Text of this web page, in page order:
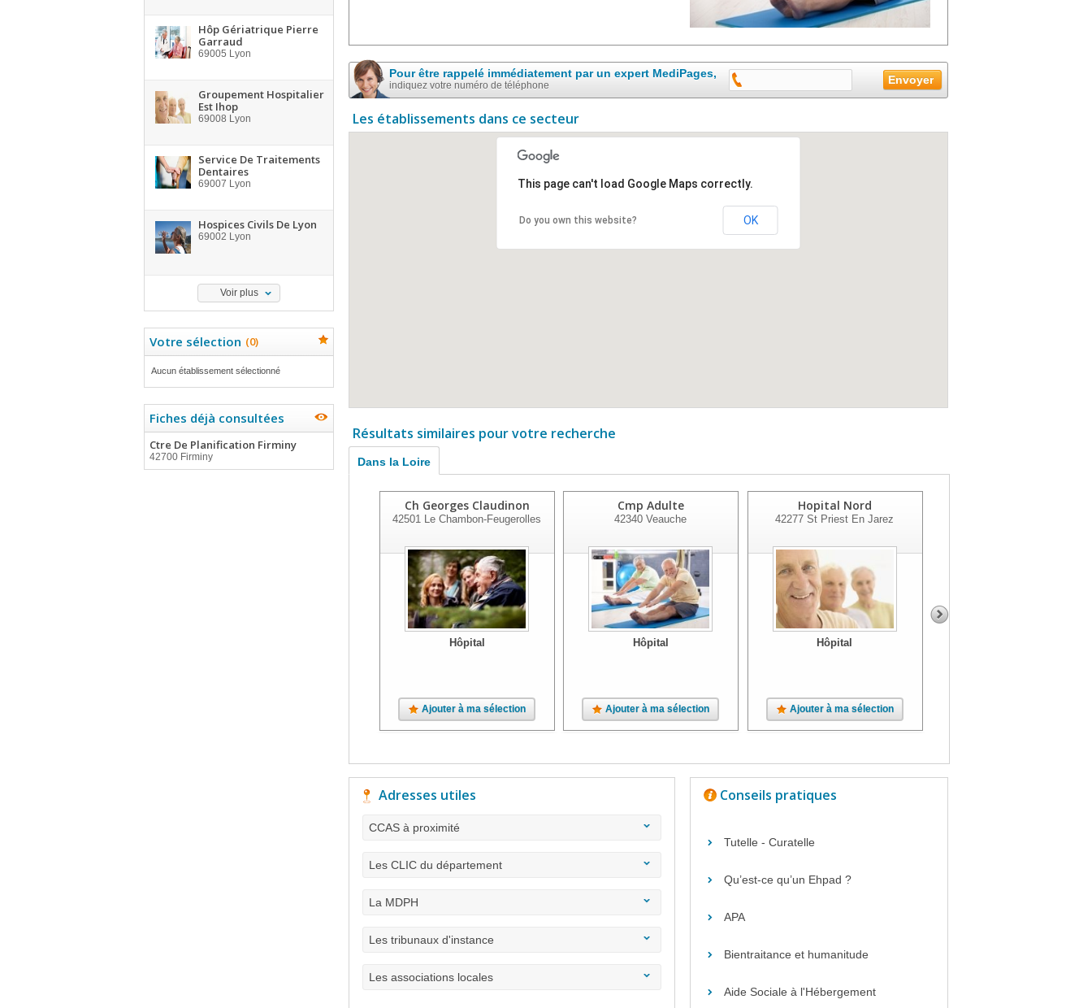
Hôp Gériatrique Pierre
Garraud
69005 Lyon
Groupement Hospitalier
Est Ihop
69008 Lyon
Service De Traitements
Dentaires
69007 Lyon
Hospices Civils De Lyon
69002 Lyon
Voir plus
Votre sélection (0)
Aucun établissement sélectionné
Fiches déjà consultées
Ctre De Planification Firminy
42700 Firminy
Pour être rappelé immédiatement par un expert MediPages,
indiquez votre numéro de téléphone
Les établissements dans ce secteur
This page can't load Google Maps correctly.
Do you own this website? OK
Résultats similaires pour votre recherche
Dans la Loire
Ch Georges Claudinon
42501 Le Chambon-Feugerolles
Hôpital
Ajouter à ma sélection
Cmp Adulte
42340 Veauche
Hôpital
Ajouter à ma sélection
Hopital Nord
42277 St Priest En Jarez
Hôpital
Ajouter à ma sélection
Adresses utiles
CCAS à proximité
Les CLIC du département
La MDPH
Les tribunaux d'instance
Les associations locales
Conseils pratiques
Tutelle - Curatelle
Qu’est-ce qu’un Ehpad ?
APA
Bientraitance et humanitude
Aide Sociale à l'Hébergement